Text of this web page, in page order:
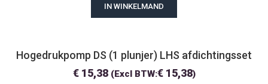
IN WINKELMAND
Hogedrukpomp DS (1 plunjer) LHS afdichtingsset
€15,38 (Excl BTW:€15,38)